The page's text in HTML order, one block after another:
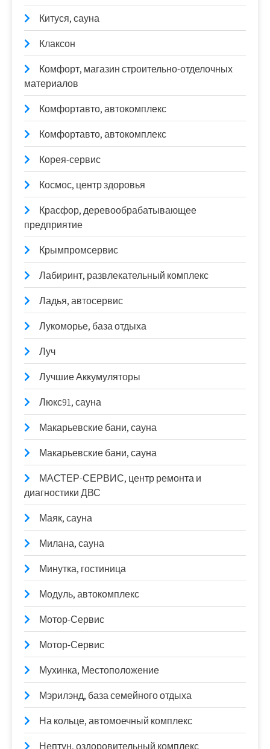
Китуся, сауна
Клаксон
Комфорт, магазин строительно-отделочных
материалов
Комфортавто, автокомплекс
Комфортавто, автокомплекс
Корея-сервис
Космос, центр здоровья
Красфор, деревообрабатывающее
предприятие
Крымпромсервис
Лабиринт, развлекательный комплекс
Ладья, автосервис
Лукоморье, база отдыха
Луч
Лучшие Аккумуляторы
Люкс91, сауна
Макарьевские бани, сауна
Макарьевские бани, сауна
МАСТЕР-СЕРВИС, центр ремонта и
диагностики ДВС
Маяк, сауна
Милана, сауна
Минутка, гостиница
Модуль, автокомплекс
Мотор-Сервис
Мотор-Сервис
Мухинка, Местоположение
Мэрилэнд, база семейного отдыха
На кольце, автомоечный комплекс
Нептун, оздоровительный комплекс